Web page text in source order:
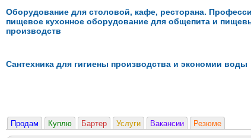
Оборудование для столовой, кафе, ресторана.
пищевое кухонное оборудование для общепита и
производств
Сантехника для гигиены производства и экономии воды
Продам Куплю Бартер Услуги Вакансии Резюме